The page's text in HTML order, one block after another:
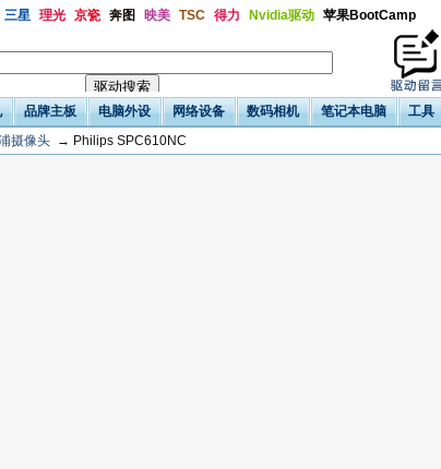
三星 理光 京瓷 奔图 映美 TSC 得力 Nvidia驱动 苹果BootCamp
品牌主板 电脑外设 网络设备 数码相机 笔记本电脑
工具
摄像头 → Philips SPC610NC